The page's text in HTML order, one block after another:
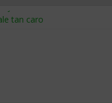
y cobrar en 2026
qué hacer
y venderle